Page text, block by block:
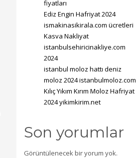
fiyatları
Ediz Engin Hafriyat 2024
ismakinasikirala.com ücretleri
Kasva Nakliyat
istanbulsehiricinakliye.com
2024
istanbul moloz hattı deniz
moloz 2024 istanbulmoloz.com
Kılıç Yıkım Kırım Moloz Hafriyat
2024 yikimkirim.net
Son yorumlar
Görüntülenecek bir yorum yok.